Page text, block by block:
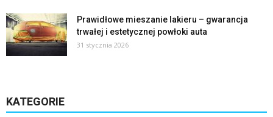
Prawidłowe mieszanie lakieru – gwarancja
trwałej i estetycznej powłoki auta
31 stycznia 2026
KATEGORIE